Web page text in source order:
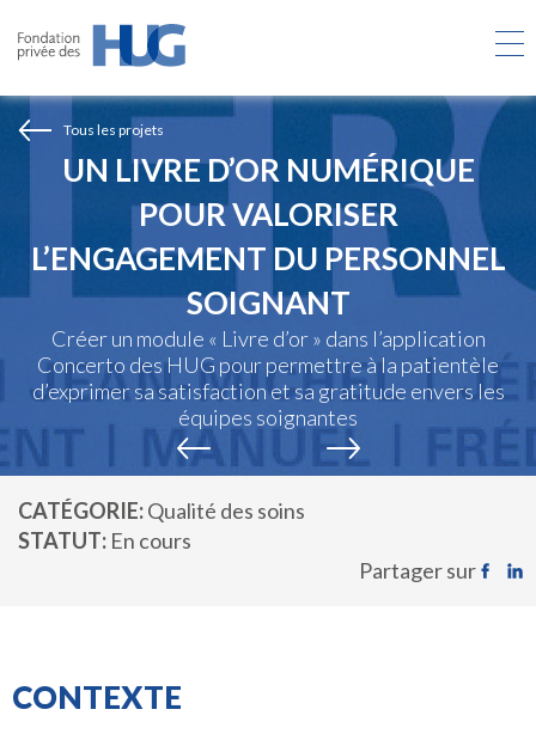
contenu
Tous les projets
UN LIVRE D’OR NUMÉRIQUE
POUR VALORISER
L’ENGAGEMENT DU PERSONNEL
SOIGNANT
Créer un module « Livre d’or » dans l’application
Concerto des HUG pour permettre à la patientèle
d’exprimer sa satisfaction et sa gratitude envers les
équipes soignantes
CATÉGORIE Qualité des soins
STATUT En cours
Partager sur
CONTEXTE